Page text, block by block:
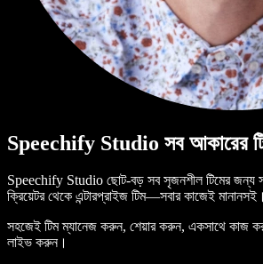
Speechify Studio সব আকারের
Speechify Studio ছোট-বড় সব সৃজনশীল টিমের জন্য
ক্রিয়েটর থেকে এন্টারপ্রাইজ টিম—সবার কাজেই মানানসই।
সহজেই টিম ম্যানেজ করুন, শেয়ার করুন, একসাথে কাজ
লাইভ করুন।